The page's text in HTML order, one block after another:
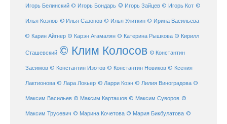
Игорь Белинский © Игорь Бондарь © Игорь Зайцев © Игорь Кот ©
Илья Козлов © Илья Сазонов © Илья Улиткин © Ирина Васильева
© Карин Айгнер © Карэн Агамалян © Катерина Рышкова © Кирилл
Сташевский © Клим Колосов © Константин
Засимов © Константин Изотов © Константин Новиков © Ксения
Лактионова © Лара Локьер © Ларри Коэн © Лилия Виноградова ©
Максим Васильев © Максим Карташов © Максим Суворов ©
Максим Трусевич © Марина Кочетова © Мария Бикбулатова ©